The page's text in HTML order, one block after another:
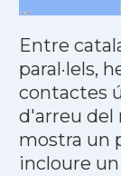
Entre
paral·lels,
contactes
d'arreu del
mostra un
incloure